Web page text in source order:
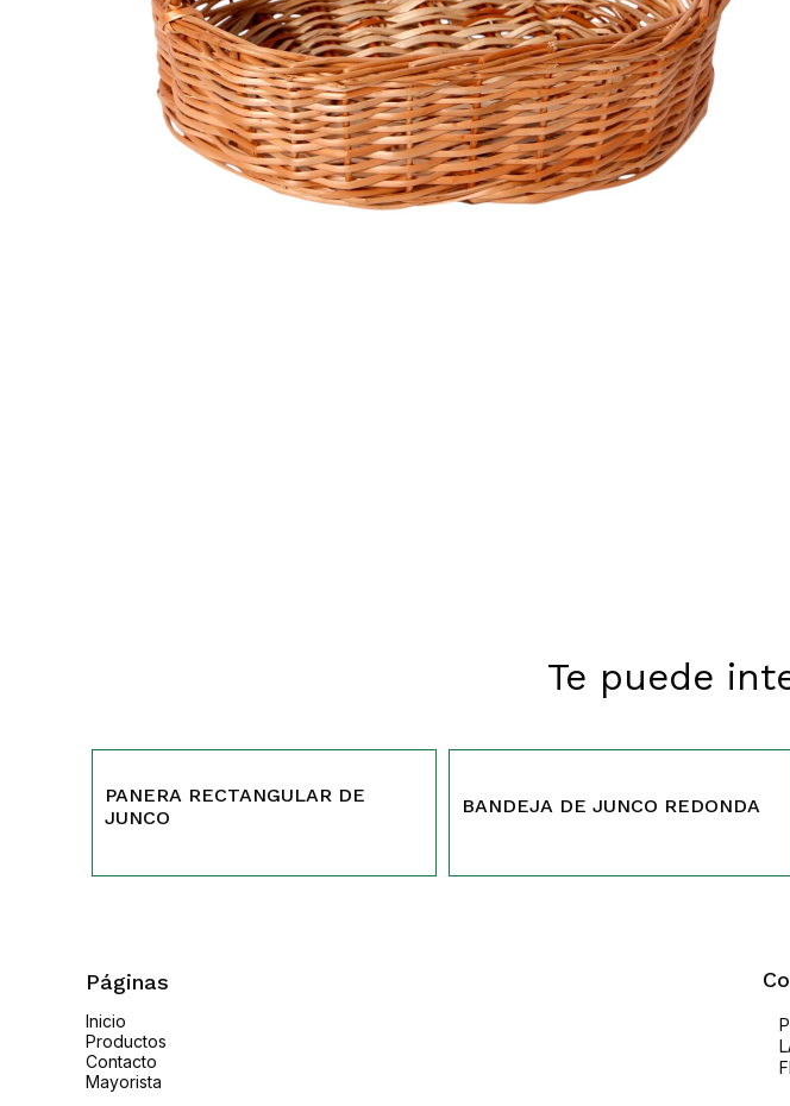
Te puede
PANERA RECTANGULAR DE
JUNCO
BANDEJA DE JUNCO REDONDA
Páginas
Inicio
Productos
Contacto
Mayorista